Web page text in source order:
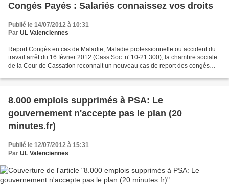
Congés Payés : Salariés connaissez vos droits
Publié le 14/07/2012 à 10:31
Par UL Valenciennes
Report Congès en cas de Maladie, Maladie professionnelle ou accident du
travail arrêt du 16 février 2012 (Cass.Soc. n°10-21.300), la chambre sociale
de la Cour de Cassation reconnait un nouveau cas de report des congés
8.000 emplois supprimés à PSA: Le
gouvernement n'accepte pas le plan (20
minutes.fr)
Publié le 12/07/2012 à 15:31
Par UL Valenciennes